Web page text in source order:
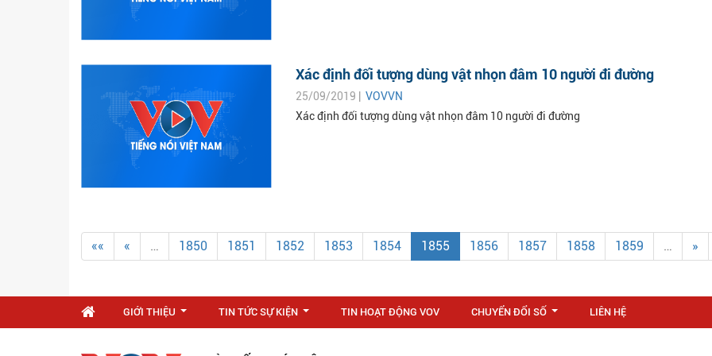
Xác định đối tượng dùng vật nhọn đâm 10 người đi đường
25/09/2019 | VOVVN
Xác định đối tượng dùng vật nhọn đâm 10 người đi đường
«« « … 1850 1851 1852 1853 1854 1855 1856 1857 1858 1859 … »
GIỚI THIỆU TIN TỨC SỰ KIỆN TIN HOẠT ĐỘNG VOV CHUYỂN ĐỔI SỐ LIÊN HỆ